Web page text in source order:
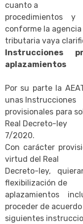
cuanto a
procedimientos y
conforme la agencia
tributaria vaya
Instrucciones
aplazamientos
Por su parte la
unas Instrucciones
provisionales para
Real Decreto-ley
7/2020.
Con carácter
virtud del Real
Decreto-ley,
flexibilización de
aplazamientos
proceder de
siguientes